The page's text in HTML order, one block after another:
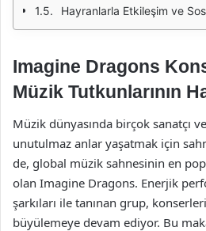
Hayranlarla Etkileşim ve
Imagine Dragons
Müzik Tutkunlarının
Müzik dünyasında birçok sanatçı
unutulmaz anlar yaşatmak için
de, global müzik sahnesinin en
olan Imagine Dragons. Enerjik
şarkıları ile tanınan grup,
büyülemeye devam ediyor. Bu